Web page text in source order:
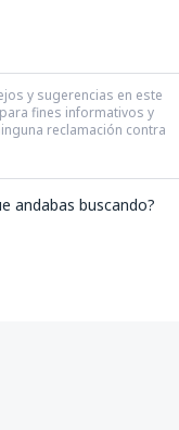
y sugerencias en este
fines informativos y
reclamación contra
andabas buscando?